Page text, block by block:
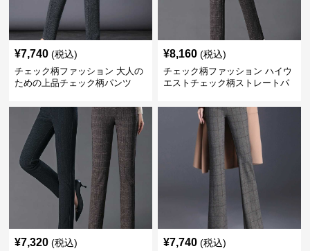
¥7,740 (税込)
チェック柄ファッション 大人の
ための上品チェック柄パンツ
¥8,160 (税込)
チェック柄ファッション ハイウ
エストチェック柄ストレートパ
¥7,320 (税込) ¥7,740 (税込)